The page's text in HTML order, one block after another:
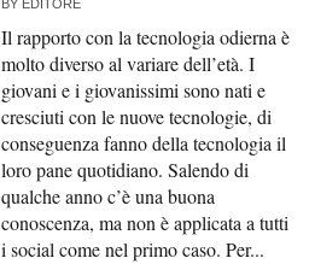
BY EDITORE
Il rapporto con la tecnologia odierna è
molto diverso al variare dell’età. I
giovani e i giovanissimi sono nati e
cresciuti con le nuove tecnologie, di
conseguenza fanno della tecnologia il
loro pane quotidiano. Salendo di
qualche anno c’è una buona
conoscenza, ma non è applicata a tutti
i social come nel primo caso. Per...